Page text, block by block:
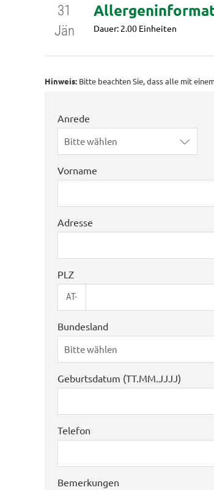
31
Jän
Dauer: 2.00 Einheiten
Hinweis:Bitte beachten Sie, dass alle mit
Anrede
Bitte wählen
Vorname
Adresse
PLZ
AT-
Bundesland
Bitte wählen
Geburtsdatum (TT.MM.JJJJ)
Telefon
Bemerkungen